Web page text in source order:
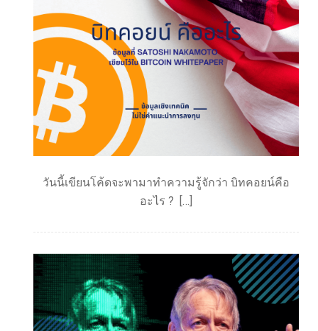
วันนี้เขียนโค้ดจะพามาทำความรู้จักว่า บิทคอยน์คือ
อะไร ? […]